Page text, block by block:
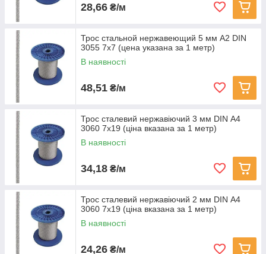
28,66 ₴/м
Трос стальной нержавеющий 5 мм А2 DIN
3055 7х7 (цена указана за 1 метр)
В наявності
48,51 ₴/м
Трос сталевий нержавіючий 3 мм DIN А4
3060 7х19 (ціна вказана за 1 метр)
В наявності
34,18 ₴/м
Трос сталевий нержавіючий 2 мм DIN А4
3060 7х19 (ціна вказана за 1 метр)
В наявності
24,26 ₴/м